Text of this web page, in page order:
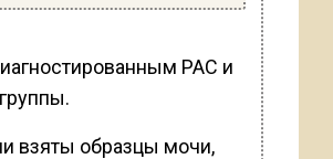
РАС и
взяты образцы мочи,